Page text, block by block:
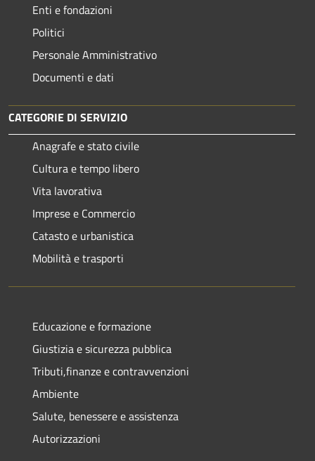
Enti e fondazioni
Politici
Personale Amministrativo
Documenti e dati
CATEGORIE DI SERVIZIO
Anagrafe e stato civile
Cultura e tempo libero
Vita lavorativa
Imprese e Commercio
Catasto e urbanistica
Mobilità e trasporti
Educazione e formazione
Giustizia e sicurezza pubblica
Tributi,finanze e contravvenzioni
Ambiente
Salute, benessere e assistenza
Autorizzazioni